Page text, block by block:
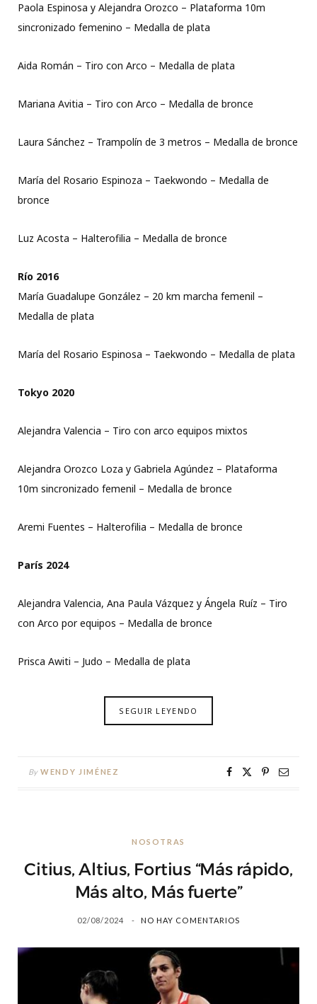
Paola Espinosa y Alejandra Orozco – Plataforma 10m
sincronizado femenino – Medalla de plata
Aida Román – Tiro con Arco – Medalla de plata
Mariana Avitia – Tiro con Arco – Medalla de bronce
Laura Sánchez – Trampolín de 3 metros – Medalla de bronce
María del Rosario Espinoza – Taekwondo – Medalla de
bronce
Luz Acosta – Halterofilia – Medalla de bronce
Río 2016
María Guadalupe González – 20 km marcha femenil –
Medalla de plata
María del Rosario Espinosa – Taekwondo – Medalla de plata
Tokyo 2020
Alejandra Valencia – Tiro con arco equipos mixtos
Alejandra Orozco Loza y Gabriela Agúndez – Plataforma
10m sincronizado femenil – Medalla de bronce
Aremi Fuentes – Halterofilia – Medalla de bronce
París 2024
Alejandra Valencia, Ana Paula Vázquez y Ángela Ruíz – Tiro
con Arco por equipos – Medalla de bronce
Prisca Awiti – Judo – Medalla de plata
SEGUIR LEYENDO
By WENDY JIMÉNEZ
NOSOTRAS
Citius, Altius, Fortius “Más rápido,
Más alto, Más fuerte”
02/08/2024 NO HAY COMENTARIOS